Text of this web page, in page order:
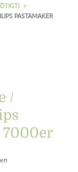
PASTAMAKER
/
7000er